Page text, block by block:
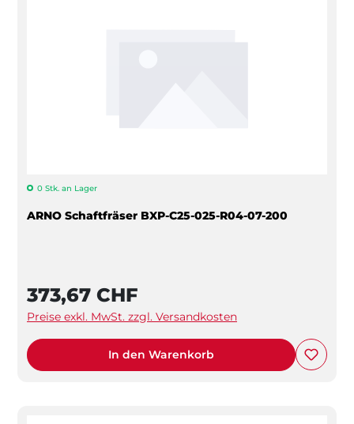
0 Stk. an Lager
ARNO Schaftfräser BXP-C25-025-R04-07-200
373,67 CHF
Preise exkl. MwSt. zzgl. Versandkosten
In den Warenkorb